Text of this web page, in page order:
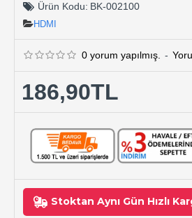
Ürün Kodu: BK-002100
HDMI
0 yorum yapılmış. -
186,90TL
Stoktan Aynı Gün Hızlı